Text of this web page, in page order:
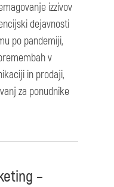
izzivov
dejavnosti
po pandemiji,
v
in prodaji,
za ponudnike
–